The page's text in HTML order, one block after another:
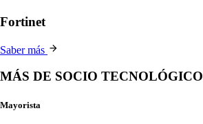
Fortinet
Saber más
MÁS DE SOCIO TECNOLÓGICO
Mayorista